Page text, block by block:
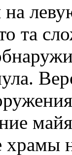
та
храмы